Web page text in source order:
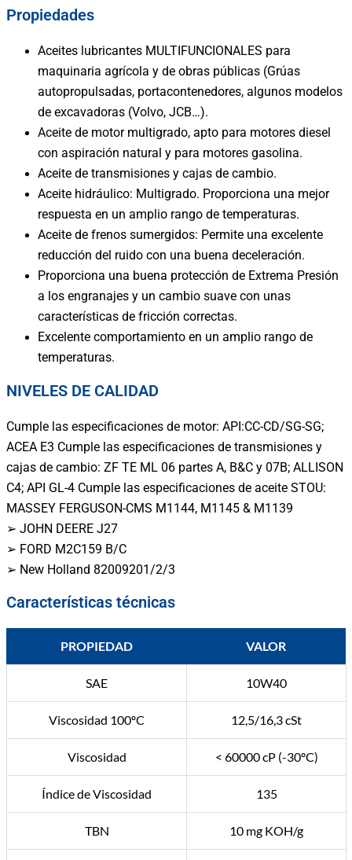
Propiedades
Aceites lubricantes MULTIFUNCIONALES para
maquinaria agrícola y de obras públicas (Grúas
autopropulsadas, portacontenedores, algunos modelos
de excavadoras (Volvo, JCB…).
Aceite de motor multigrado, apto para motores diesel
con aspiración natural y para motores gasolina.
Aceite de transmisiones y cajas de cambio.
Aceite hidráulico: Multigrado. Proporciona una mejor
respuesta en un amplio rango de temperaturas.
Aceite de frenos sumergidos: Permite una excelente
reducción del ruido con una buena deceleración.
Proporciona una buena protección de Extrema Presión
a los engranajes y un cambio suave con unas
características de fricción correctas.
Excelente comportamiento en un amplio rango de
temperaturas.
NIVELES DE CALIDAD
Cumple las especificaciones de motor: API:CC-CD/SG-SG;
ACEA E3 Cumple las especificaciones de transmisiones y
cajas de cambio: ZF TE ML 06 partes A, B&C y 07B; ALLISON
C4; API GL-4 Cumple las especificaciones de aceite STOU:
MASSEY FERGUSON-CMS M1144, M1145 & M1139
➢ JOHN DEERE J27
➢ FORD M2C159 B/C
➢ New Holland 82009201/2/3
Características técnicas
PROPIEDAD VALOR
SAE 10W40
Viscosidad 100ºC 12,5/16,3 cSt
Viscosidad < 60000 cP (-30ºC)
Índice de Viscosidad 135
TBN 10 mg KOH/g